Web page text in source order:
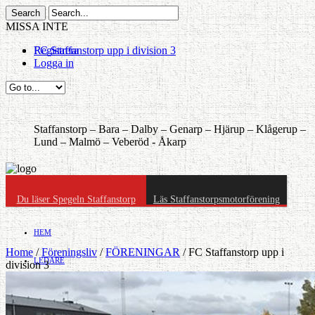
MISSA INTE
FC Staffanstorp upp i division 3
Registrera
Logga in
Staffanstorp –Bara –Dalby –Genarp –Hjärup –Klågerup –
Lund –Malmö –Veberöd -Åkarp
Du läser Spegeln Staffanstorp Läs Staffanstorpsmotorförening
HEM
LEDARE
Debatt »
Home/Föreningsliv /FÖRENINGAR/FC Staffanstorp upp i
division 3